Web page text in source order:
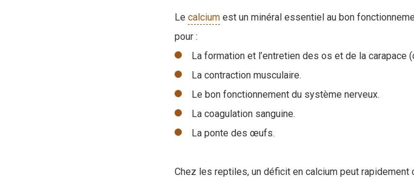
Le calcium est un minéral essentiel au bon
pour :
La formation et l’entretien des os et de la carapace
La contraction musculaire.
Le bon fonctionnement du système nerveux.
La coagulation sanguine.
La ponte des œufs.
Chez les reptiles, un déficit en calcium peut rapidement